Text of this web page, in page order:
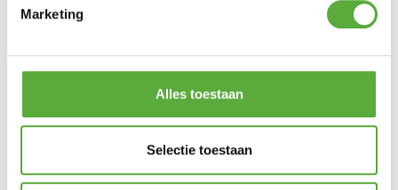
Marketing
Alles toestaan
Selectie toestaan
Kopersbescherming met Trusted Shops
Slaapartikelen,Stretchers en ligbedden